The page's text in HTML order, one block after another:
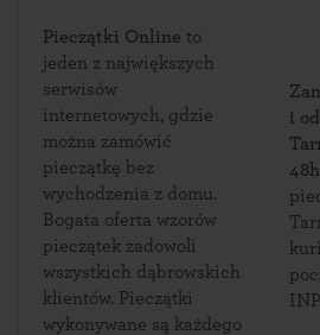
Pieczątki Online to
jeden z największych
serwisów
internetowych, gdzie
można zamówić
pieczątkę bez
wychodzenia z domu.
Bogata oferta wzorów
pieczątek zadowoli
wszystkich dąbrowskich
klientów. Pieczątki
wykonywane są każdego
i
48h